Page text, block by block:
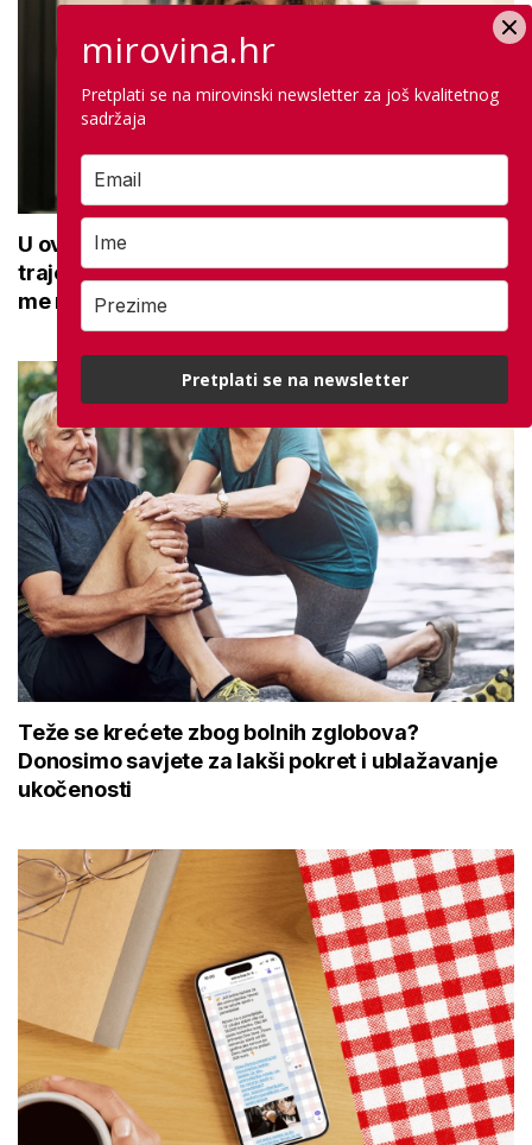
U ovoj optici rade najdetaljniji pregled vida,
traje sat vremena: Bila sam na njemu, evo što
me naučio
Teže se krećete zbog bolnih zglobova?
Donosimo savjete za lakši pokret i ublažavanje
ukočenosti
mirovina.hr
Pretplati se na mirovinski newsletter za još kvalitetnog
sadržaja
Pretplati se na newsletter